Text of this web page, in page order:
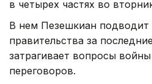
в четырех частях во
В нем Пезешкиан подводит
правительства за
затрагивает вопросы
переговоров.